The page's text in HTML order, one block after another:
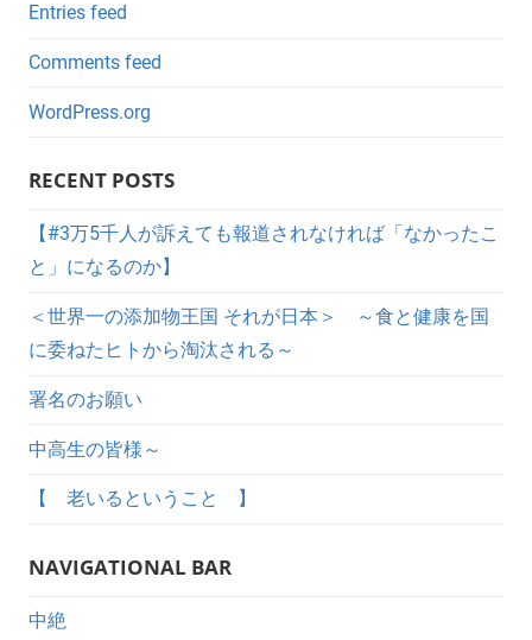
Entries feed
Comments feed
WordPress.org
RECENT POSTS
【#3万5千人が訴えても報道されなければ「なかったこ
と」になるのか】
＜世界一の添加物王国 それが日本＞ ～食と健康を国
に委ねたヒトから淘汰される～
署名のお願い
中高生の皆様～
【 老いるということ 】
NAVIGATIONAL BAR
中絶